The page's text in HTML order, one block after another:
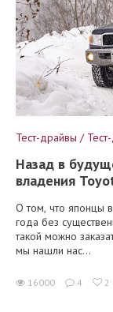
Тест-драйвы /
Назад в
владения
О том, что японцы
года без
такой можно
мы нашли нас...
16000 4 2